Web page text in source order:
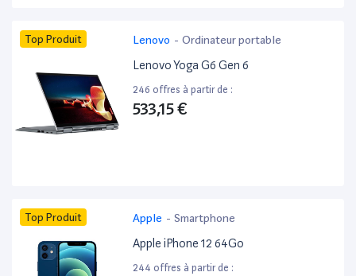
Top Produit Lenovo - Ordinateur portable
Lenovo Yoga G6 Gen 6
246 offres à partir de :
533,15 €
Top Produit Apple - Smartphone
Apple iPhone 12 64Go
244 offres à partir de :